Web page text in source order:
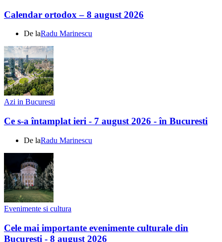
Calendar ortodox – 8 august 2026
De laRadu Marinescu
Azi in Bucuresti
Ce s-a întamplat ieri - 7 august 2026 - în Bucuresti
De laRadu Marinescu
Evenimente si cultura
Cele mai importante evenimente culturale din
Bucuresti - 8 august 2026